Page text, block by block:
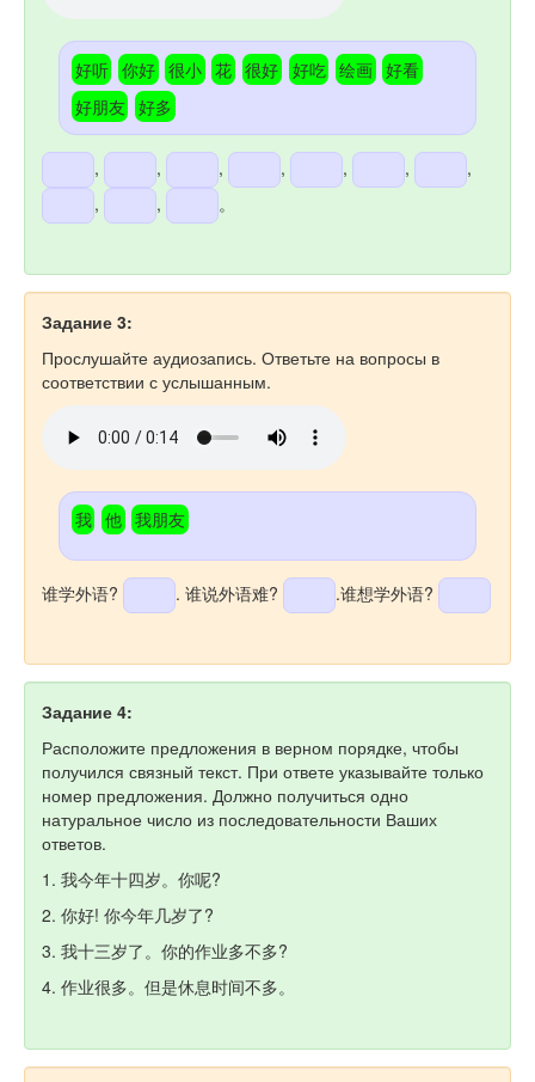
好听 你好 很小 花 很好 好吃 绘画 好看
好朋友 好多
, , , , , ,
,
,
, 。
Задание 3:
Прослушайте аудиозапись. Ответьте на вопросы в
соответствии с услышанным.
我 他 我朋友
谁学外语? . 谁说外语难? .谁想学外语?
Задание 4:
Расположите предложения в верном порядке, чтобы
получился связный текст. При ответе указывайте только
номер предложения. Должно получиться одно
натуральное число из последовательности Ваших
ответов.
1. 我今年十四岁。你呢?
2. 你好! 你今年几岁了?
3. 我十三岁了。你的作业多不多?
4. 作业很多。但是休息时间不多。